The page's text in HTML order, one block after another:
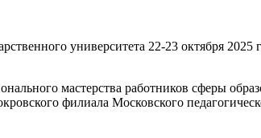
университета 22-23 октября
мастерства работников сферы
филиала Московского